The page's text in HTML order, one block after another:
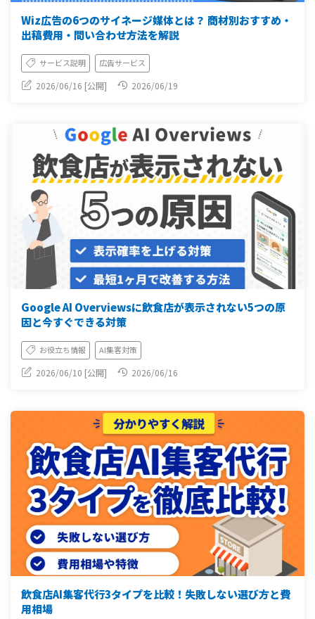
Wiz広告の6つのサイネージ媒体とは？ 商材別おすすめ・
出稿費用・問い合わせ方法を解説
サービス説明 広告サービス
2026/06/16 [公開] 2026/06/19
Google AI Overviewsに飲食店が表示されない5つの原
因と今すぐできる対策
お役立ち情報 AI集客対策
2026/06/10 [公開] 2026/06/16
飲食店AI集客代行3タイプを比較！失敗しない選び方と費
用相場